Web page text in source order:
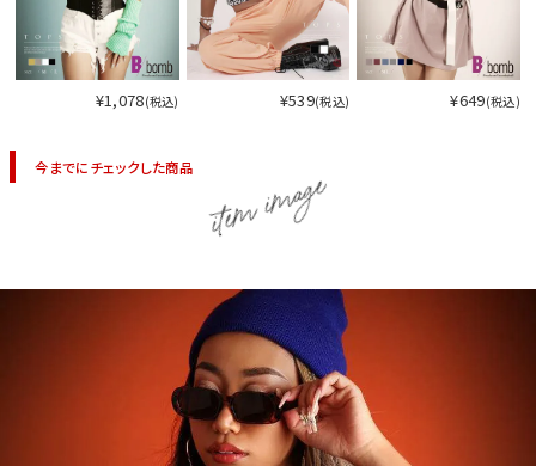
¥1,078(税込) ¥539(税込) ¥649(税込)
今までにチェックした商品 item image